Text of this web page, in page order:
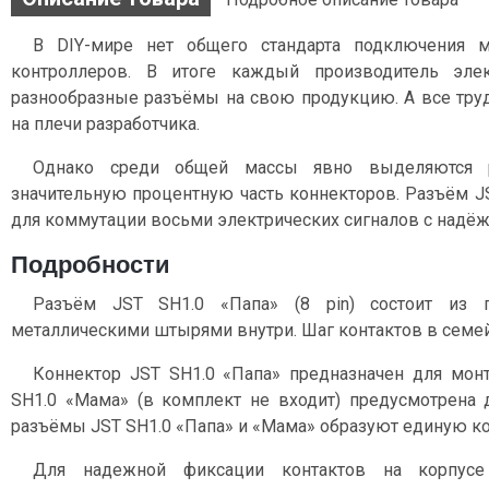
В DIY-мире нет общего стандарта подключения
контроллеров. В итоге каждый производитель
разнообразные разъёмы на свою продукцию. А все
на плечи разработчика.
Однако среди общей массы явно выделяются
значительную процентную часть коннекторов. Разъём
для коммутации восьми электрических сигналов c
Подробности
Разъём JST SH1.0 «Папа» (8 pin) состоит из
металлическими штырями внутри. Шаг контактов в
Коннектор JST SH1.0 «Папа» предназначен для
SH1.0 «Мама» (в комплект не входит)
разъёмы JST SH1.0 «Папа» и «Мама» образуют единую
Для надежной фиксации контактов на